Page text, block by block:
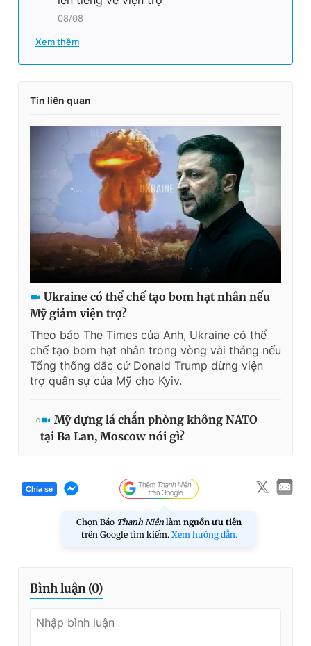
08/08
Xem thêm
Tin liên quan
Ukraine có thể chế tạo bom hạt nhân nếu
Mỹ giảm viện trợ?
Theo báo The Times của Anh, Ukraine có thể
chế tạo bom hạt nhân trong vòng vài tháng nếu
Tổng thống đắc cử Donald Trump dừng viện
trợ quân sự của Mỹ cho Kyiv.
Mỹ dựng lá chắn phòng không NATO
tại Ba Lan, Moscow nói gì?
Chia sẻ
Chọn Báo Thanh Niên làm nguồn ưu tiên
trên Google tìm kiếm. Xem hướng dẫn.
Bình luận (0)